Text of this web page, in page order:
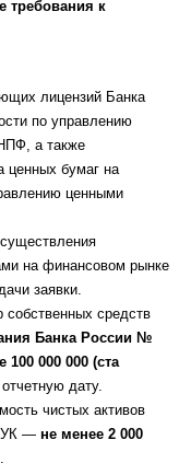
требования к
лицензий Банка
по управлению
а также
ценных бумаг на
ценными
на финансовом рынке
заявки.
собственных средств
Банка России №
100 000 000 (ста
дату.
чистых активов
УК — не менее 2 000
.